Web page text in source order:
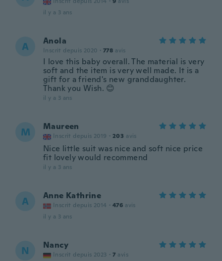
il y a 3 ans
A Anola
Inscrit depuis 2020 · 778 avis
I love this baby overall. The material is very
soft and the item is very well made. It is a
gift for a friend's new granddaughter.
Thank you Wish. 😊
il y a 3 ans
M Maureen
Inscrit depuis 2019 · 203 avis
Nice little suit was nice and soft nice price
fit lovely would recommend
il y a 3 ans
A Anne Kathrine
Inscrit depuis 2014 · 476 avis
il y a 3 ans
N Nancy
Inscrit depuis 2023 · 7 avis